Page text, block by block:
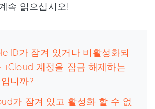
속 읽으십시오!
ID가 잠겨 있거나 비활성화되
iCloud 계정을 잠금 해제하는
니까?
가 잠겨 있고 활성화 할 수 없